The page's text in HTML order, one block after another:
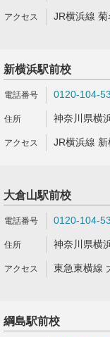
JR横浜線
新横浜駅前校
0120-104-
神奈川県横
JR横浜線
大倉山駅前校
0120-104-
神奈川県横
東急東横線
綱島駅前校